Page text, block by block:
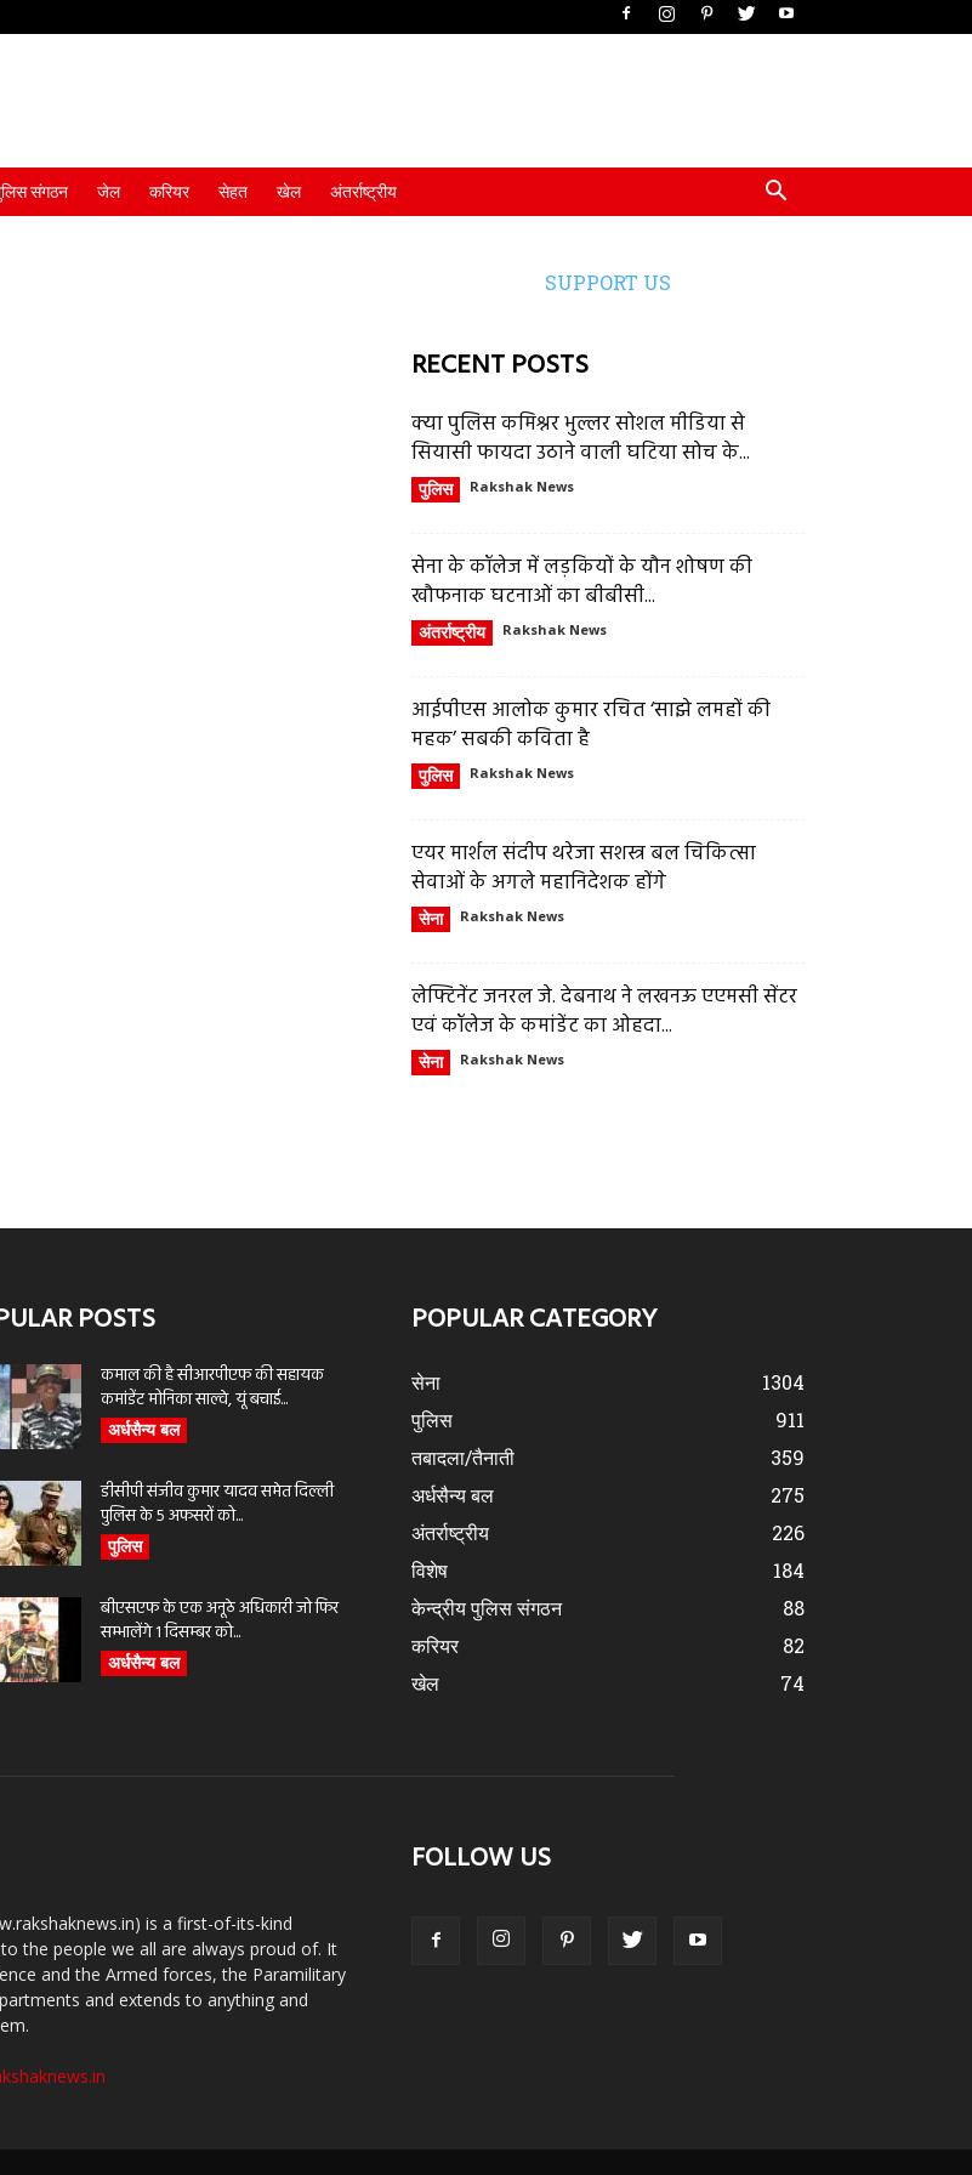
संगठन जेल करियर सेहत खेल अंतर्राष्ट्रीय
SUPPORT US
RECENT POSTS
क्या पुलिस कमिश्नर भुल्लर सोशल मीडिया से
सियासी फायदा उठाने वाली घटिया सोच के...
पुलिस Rakshak News
सेना के कॉलेज में लड़कियों के यौन शोषण की
खौफनाक घटनाओं का बीबीसी...
अंतर्राष्ट्रीय Rakshak News
आईपीएस आलोक कुमार रचित ‘साझे लमहों की
महक’ सबकी कविता है
पुलिस Rakshak News
एयर मार्शल संदीप थरेजा सशस्त्र बल चिकित्सा
सेवाओं के अगले महानिदेशक होंगे
सेना Rakshak News
लेफ्टिनेंट जनरल जे. देबनाथ ने लखनऊ एएमसी सेंटर
एवं कॉलेज के कमांडेंट का ओहदा...
सेना Rakshak News
POSTS
कमाल की है सीआरपीएफ की सहायक
कमांडेंट मोनिका साल्वे, यूं बचाई...
अर्धसैन्य बल
डीसीपी संजीव कुमार यादव समेत दिल्ली
पुलिस के 5 अफसरों को...
पुलिस
बीएसएफ के एक अनूठे अधिकारी जो फिर
सम्भालेंगे 1 दिसम्बर को...
अर्धसैन्य बल
POPULAR CATEGORY
सेना
1304
पुलिस
911
तबादला/तैनाती
359
अर्धसैन्य बल
275
अंतर्राष्ट्रीय
226
विशेष
184
केन्द्रीय पुलिस संगठन
88
करियर
82
खेल
74
is a first-of-its-kind
the people we all are always proud of. It
and the Armed forces, the Paramilitary
and extends to anything and
FOLLOW US